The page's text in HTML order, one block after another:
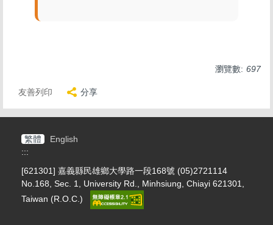
瀏覽數: 697
友善列印 分享
繁體
English
:::
[621301] 嘉義縣民雄鄉大學路一段168號 (05)2721114
No.168, Sec. 1, University Rd., Minhsiung, Chiayi 621301,
Taiwan (R.O.C.)